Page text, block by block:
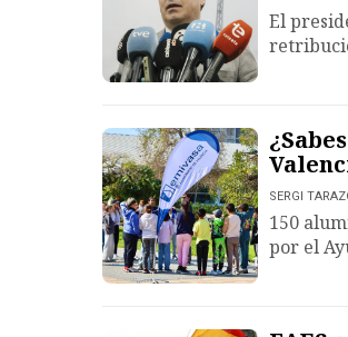
El
SERGI
150
por el